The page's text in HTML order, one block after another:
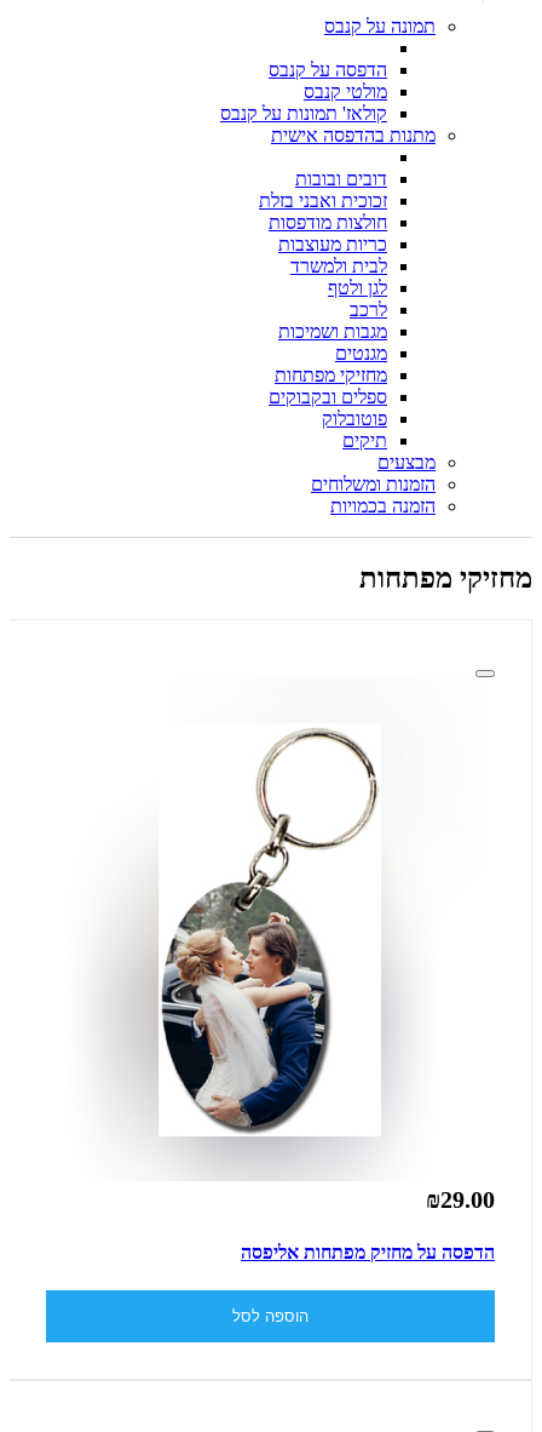
תמונה על קנבס
הדפסה על קנבס
מולטי קנבס
קולאז' תמונות על קנבס
מתנות בהדפסה אישית
דובים ובובות
זכוכית ואבני בזלת
חולצות מודפסות
כריות מעוצבות
לבית ולמשרד
לגן ולטף
לרכב
מגבות ושמיכות
מגנטים
מחזיקי מפתחות
ספלים ובקבוקים
פוטובלוק
תיקים
מבצעים
הזמנות ומשלוחים
הזמנה בכמויות
מחזיקי מפתחות
₪29.00
הדפסה על מחזיק מפתחות אליפסה
הוספה לסל